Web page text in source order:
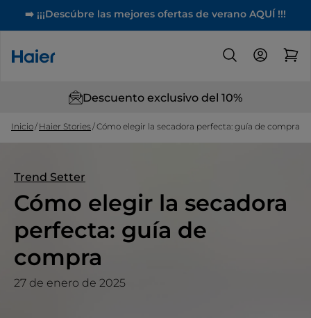
➡️ ¡¡¡Descúbre las mejores ofertas de verano AQUÍ !!!
Descuento exclusivo del 10%
Inicio Haier Stories Cómo elegir la secadora perfecta: guía de compra
Trend Setter
Cómo elegir la secadora
perfecta: guía de
compra
27 de enero de 2025